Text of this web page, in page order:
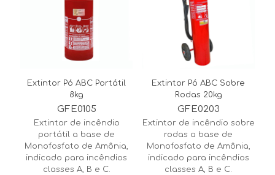
Extintor Pó ABC Portátil
8kg
GFE0105
Extintor de incêndio
portátil a base de
Monofosfato de Amônia,
indicado para incêndios
classes A, B e C.
Extintor Pó ABC Sobre
Rodas 20kg
GFE0203
Extintor de incêndio sobre
rodas a base de
Monofosfato de Amônia,
indicado para incêndios
classes A, B e C.